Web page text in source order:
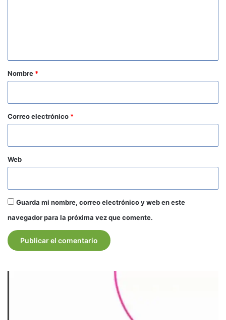
r
o
*
Nombre *
Correo electrónico *
Web
Guarda mi nombre, correo electrónico y web en este
navegador para la próxima vez que comente.